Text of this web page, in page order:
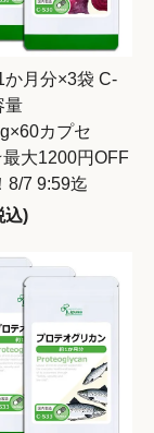
か月分×3袋 C-
量
カプセ
大1200円OFF
8/7 9:59迄
込)